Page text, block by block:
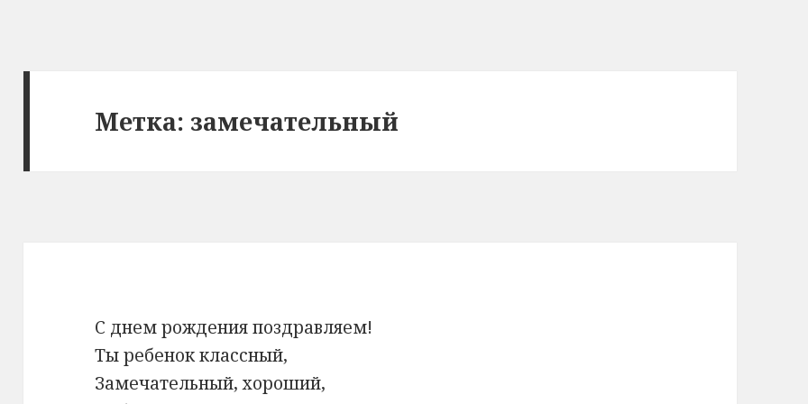
Метка: замечательный
С днем рождения поздравляем!
Ты ребенок классный,
Замечательный, хороший,